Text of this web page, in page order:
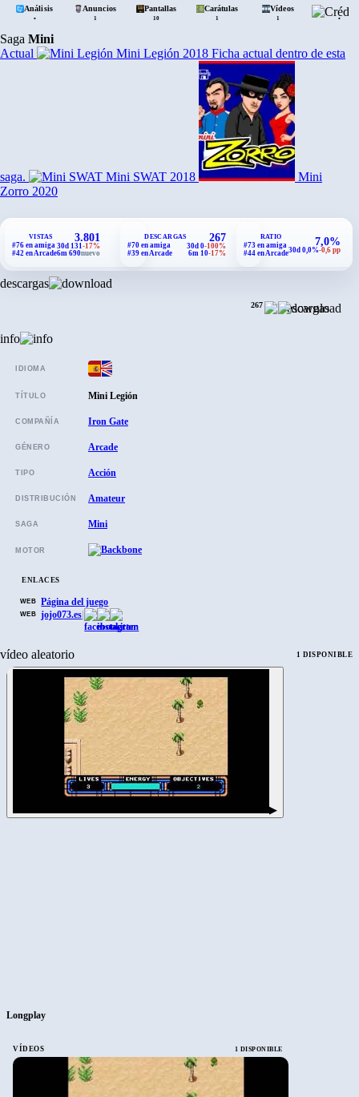
Análisis
•
Anuncios
1
Pantallas
10
Carátulas
1
Vídeos
1 •
VISTAS
#76 en amiga
#42 en Arcade
3.801
30d 131-17%
6m 690nuevo
DESCARGAS
#70 en amiga
#39 en Arcade
267
30d 0-100%
6m 10-17%
RATIO
#73 en amiga
#44 en Arcade
7,0%
30d 0,0%-0,6 pp
Saga Mini
Actual
Mini Legión 2018 Ficha actual dentro de esta
saga. Mini SWAT 2018
Mini
Zorro 2020
VÍDEOS 1 DISPONIBLE
descargas
267
info
IDIOMA
TÍTULO Mini Legión
COMPAÑÍA Iron Gate
GÉNERO Arcade
TIPO Acción
DISTRIBUCIÓN Amateur
SAGA Mini
MOTOR
ENLACES
WEB Página del juego
WEB jojo073.es
vídeo aleatorio 1 DISPONIBLE
▶
Longplay